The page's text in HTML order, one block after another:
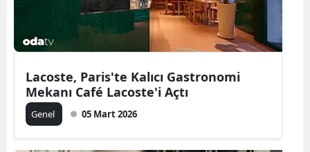
Lacoste, Paris'te Kalıcı Gastronomi
Mekanı Café Lacoste'i Açtı
Genel 05 Mart 2026